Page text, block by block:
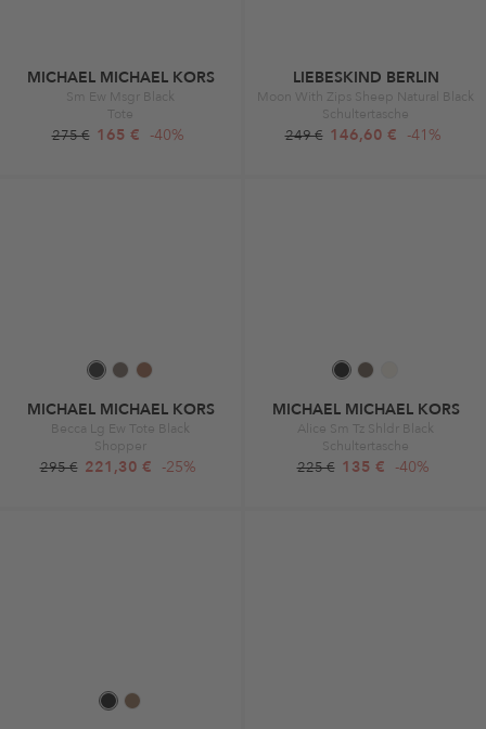
MICHAEL MICHAEL KORS
Sm Ew Msgr Black
Tote
275 € 165 € -40%
LIEBESKIND BERLIN
Moon With Zips Sheep Natural Black
Schultertasche
249 € 146,60 € -41%
MICHAEL MICHAEL KORS
Becca Lg Ew Tote Black
Shopper
295 € 221,30 € -25%
MICHAEL MICHAEL KORS
Alice Sm Tz Shldr Black
Schultertasche
225 € 135 € -40%